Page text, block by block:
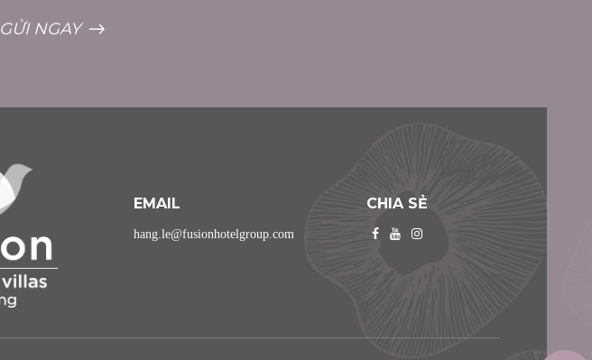
GỬI NGAY
EMAIL
hang.le@fusionhotelgroup.com
CHIA SẺ